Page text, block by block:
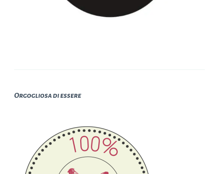
Orgogliosa di essere